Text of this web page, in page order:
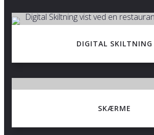
DIGITAL SKILTNING
SKÆRME